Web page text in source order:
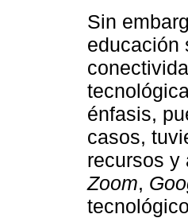
Sin
educación
énfasis,
casos,
recursos y
Zoom,